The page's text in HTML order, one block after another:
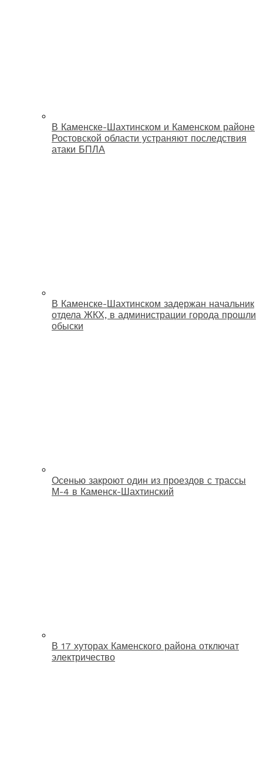
В Каменске-Шахтинском и Каменском районе
Ростовской области устраняют последствия
атаки БПЛА
В Каменске-Шахтинском задержан начальник
отдела ЖКХ, в администрации города прошли
обыски
Осенью закроют один из проездов с трассы
М-4 в Каменск-Шахтинский
В 17 хуторах Каменского района отключат
электричество